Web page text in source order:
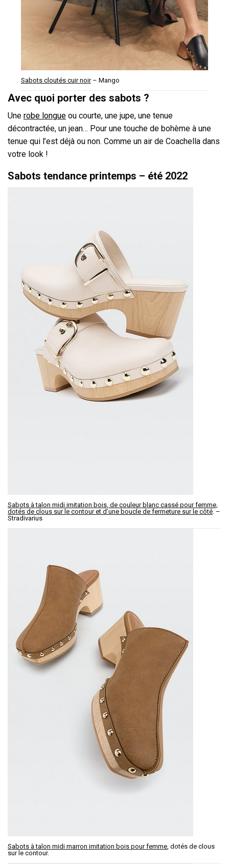
Sabots cloutés cuir noir– Mango
Avec quoi porter des sabots ?
Unerobe longue ou courte, une jupe, une tenue
décontractée, un jean… Pour une touche de bohème à une
tenue qui l’est déjà ou non. Comme un air de Coachella dans
votre look !
Sabots tendance printemps – été 2022
Sabots à talon midi imitation bois, de couleur blanc cassé pour femme,
dotés de clous sur le contour et d’une boucle de fermeture sur le côté. –
Stradivarius
Sabots à talon midi marron imitation bois pour femme, dotés de clous
sur le contour.